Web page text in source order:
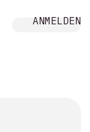
ANMELDEN